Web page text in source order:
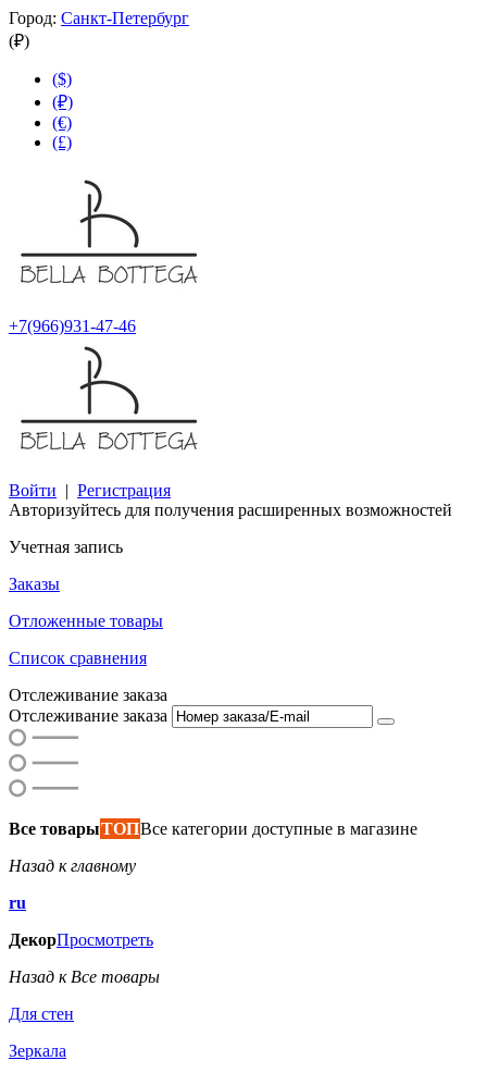
Город: Санкт-Петербург
(₽)
($)
(₽)
(€)
(£)
+7(966)931-47-46
Войти | Регистрация
Авторизуйтесь для получения расширенных возможностей
Учетная запись
Заказы
Отложенные товары
Список сравнения
Отслеживание заказа
Отслеживание заказа
Все товарыТОПВсе категории доступные в магазине
Назад к главному
ru
ДекорПросмотреть
Назад к Все товары
Для стен
Зеркала